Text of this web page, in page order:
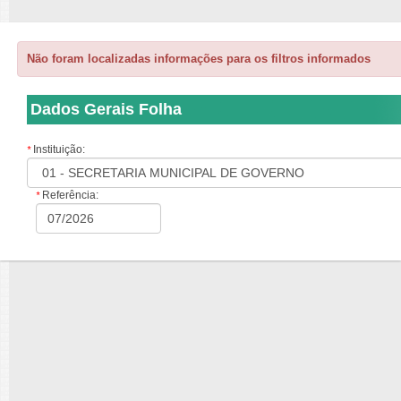
Não foram localizadas informações para os filtros informados
Dados Gerais Folha
* Instituição:
* Referência: